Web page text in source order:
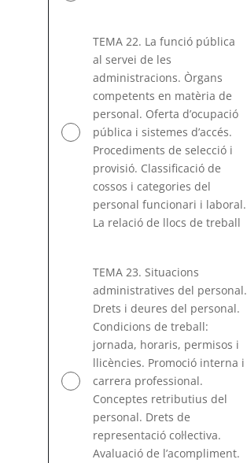
TEMA 22. La funció pública
al servei de les
administracions. Òrgans
competents en matèria de
personal. Oferta d’ocupació
pública i sistemes d’accés.
Procediments de selecció i
provisió. Classificació de
cossos i categories del
personal funcionari i laboral.
La relació de llocs de treball
TEMA 23. Situacions
administratives del personal.
Drets i deures del personal.
Condicions de treball:
jornada, horaris, permisos i
llicències. Promoció interna i
carrera professional.
Conceptes retributius del
personal. Drets de
representació coŀlectiva.
Avaluació de l’acompliment.